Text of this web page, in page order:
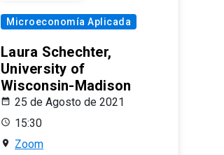
Microeconomía Aplicada
Laura Schechter,
University of
Wisconsin-Madison
25 de Agosto de 2021
15:30
Zoom